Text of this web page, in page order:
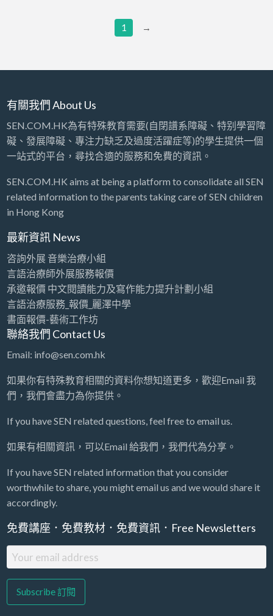
1 →
有關我們 About Us
SEN.COM.HK為有特殊教育需要(自閉譜系障礙、特别學習障
礙、發展障礙、專注力缺乏及過度活躍症等)的學生提供一個
一站式的平台，尋找合適的服務和免費的資訊。
SEN.COM.HK aims at being a platform to consolidate all SEN
related information to the parents taking care of SEN children
in Hong Kong
最新資訊 News
咨詢外展 音樂治療小組
言語治療師外展服務報價
承邀報價 中文閱讀能力及寫作能力提升計劃小組
言語治療服務_報價_麗澤中學
書面報價-藝術工作坊
聯絡我們 Contact Us
Email: info@sen.com.hk
如果你有特殊教育相關的資料你想知道更多，歡迎Email 我
們，我們會盡力為你提供。
If you have SEN related questions, feel free to email us.
如果有相關資訊，可以Email 給我們，我們代為分享。
If you have SEN related information that you consider
worthwhile to share, you might email us and we would share it
accordingly.
免費講座．免費教材．免費資訊．Free Newsletters